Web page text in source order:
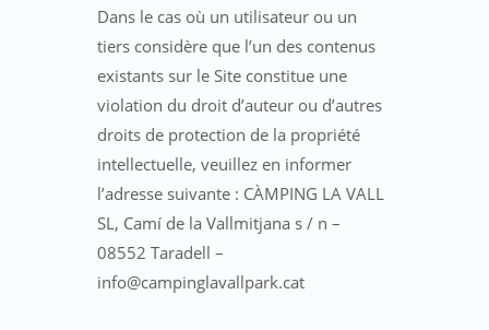
Dans le cas où un utilisateur ou un
tiers considère que l’un des contenus
existants sur le Site constitue une
violation du droit d’auteur ou d’autres
droits de protection de la propriété
intellectuelle, veuillez en informer
l’adresse suivante : CÀMPING LA VALL
SL, Camí de la Vallmitjana s / n –
08552 Taradell –
info@campinglavallpark.cat